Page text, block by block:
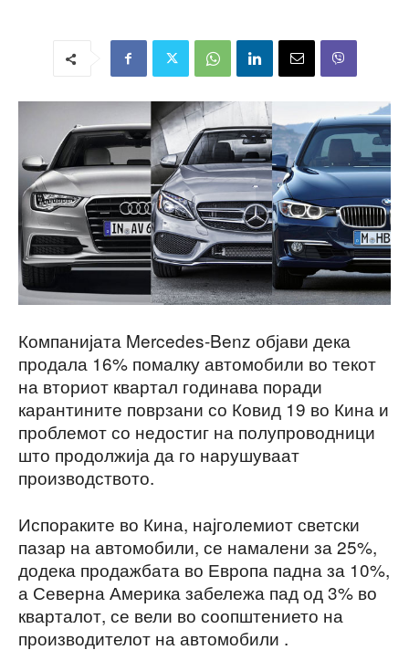
Компанијата Mercedes-Benz објави дека
продала 16% помалку автомобили во текот
на вториот квартал годинава поради
карантините поврзани со Ковид 19 во Кина и
проблемот со недостиг на полупроводници
што продолжија да го нарушуваат
производството.
Испораките во Кина, најголемиот светски
пазар на автомобили, се намалени за 25%,
додека продажбата во Европа падна за 10%,
а Северна Америка забележа пад од 3% во
кварталот, се вели во соопштението на
производителот на автомобили .